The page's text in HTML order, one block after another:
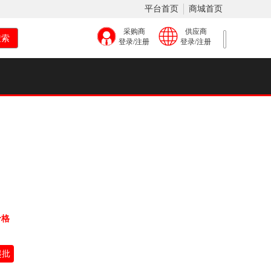
商城首页
平台首页
采购商
登录/注册
供应商
登录/注册
批